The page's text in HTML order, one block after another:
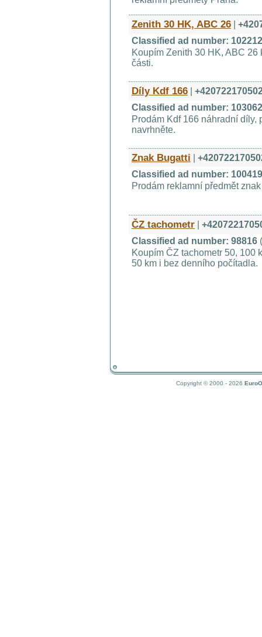
Zenith 30 HK, ABC 26
Classified ad number:
Koupím Zenith 30 HK, ABC
části.
Díly Kdf 166
Classified ad number:
Prodám Kdf 166 náhradní díly,
navrhněte.
Znak Bugatti
Classified ad number:
Prodám reklamní předmět
ČZ tachometr
Classified ad number: 98816
Koupím ČZ tachometr 50, 100
50 km i bez denního počítadla.
Copyright © 2000 - 2026